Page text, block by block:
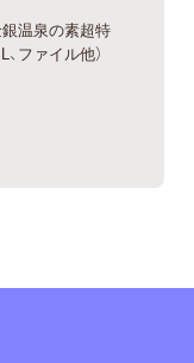
温泉の素超特
ファイル他）